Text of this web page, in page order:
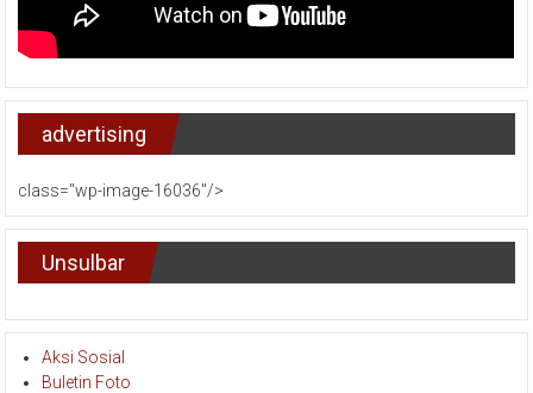
advertising
Unsulbar
Aksi Sosial
Buletin Foto
Editorial